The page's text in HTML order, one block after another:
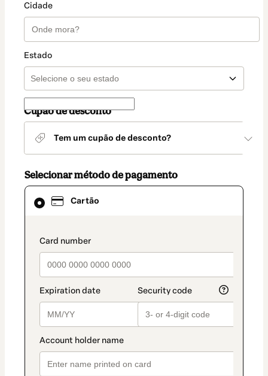
Cidade
Estado
Cupão de desconto
Tem um cupão de desconto?
Selecionar método de pagamento
Cartão
payment_data.section_title_v2
Cartão
selecionado